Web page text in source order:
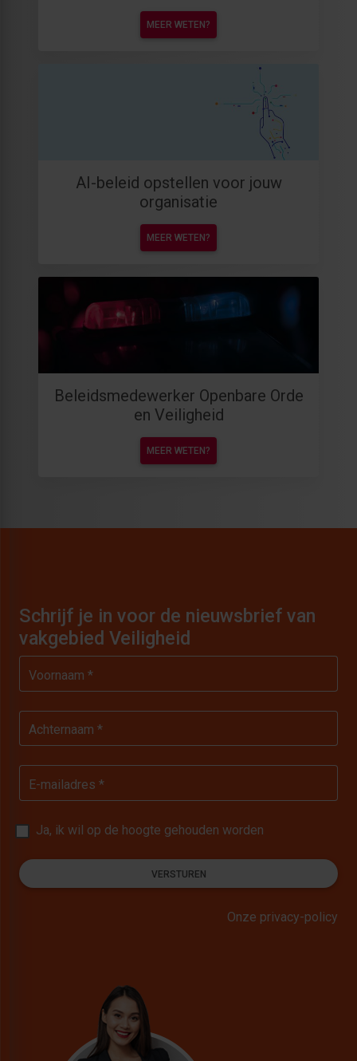
MEER WETEN?
AI-beleid opstellen voor jouw
organisatie
MEER WETEN?
Beleidsmedewerker Openbare Orde
en Veiligheid
MEER WETEN?
Schrijf je in voor de nieuwsbrief van
vakgebied Veiligheid
Voornaam *
Achternaam *
E-mailadres *
Ja, ik wil op de hoogte gehouden worden
VERSTUREN
Onze privacy-policy